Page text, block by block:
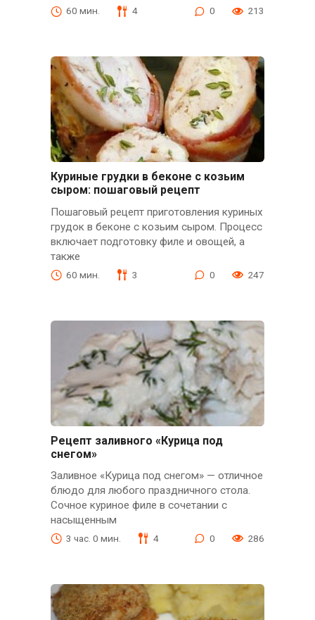
60 мин. 4 0 213
Куриные грудки в беконе с козьим
сыром: пошаговый рецепт
Пошаговый рецепт приготовления куриных
грудок в беконе с козьим сыром. Процесс
включает подготовку филе и овощей, а
также
60 мин. 3 0 247
Рецепт заливного «Курица под
снегом»
Заливное «Курица под снегом» — отличное
блюдо для любого праздничного стола.
Сочное куриное филе в сочетании с
насыщенным
3 час. 0 мин. 4 0 286